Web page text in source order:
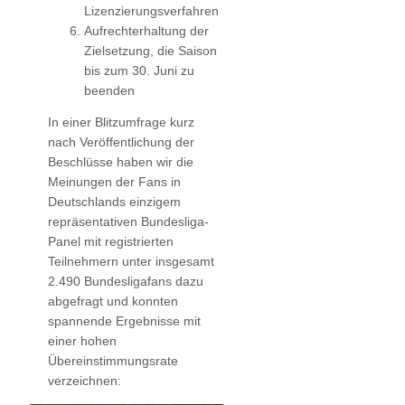
Lizenzierungsverfahren
Aufrechterhaltung der
Zielsetzung, die Saison
bis zum 30. Juni zu
beenden
In einer Blitzumfrage kurz
nach Veröffentlichung der
Beschlüsse haben wir die
Meinungen der Fans in
Deutschlands einzigem
repräsentativen Bundesliga-
Panel mit registrierten
Teilnehmern unter insgesamt
2.490 Bundesligafans dazu
abgefragt und konnten
spannende Ergebnisse mit
einer hohen
Übereinstimmungsrate
verzeichnen: